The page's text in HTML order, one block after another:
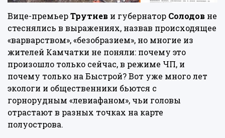
Вице-премьерТрутнев и губернатор Солодов не
стеснялись в выражениях, назвав происходящее
«варварством», «безобразием», но многие из
жителей Камчатки не поняли: почему это
произошло только сейчас, в режиме ЧП, и
почему только на Быстрой? Вот уже много лет
экологи и общественники бьются с
горнорудным «левиафаном», чьи головы
отрастают в разных точках на карте
полуострова.